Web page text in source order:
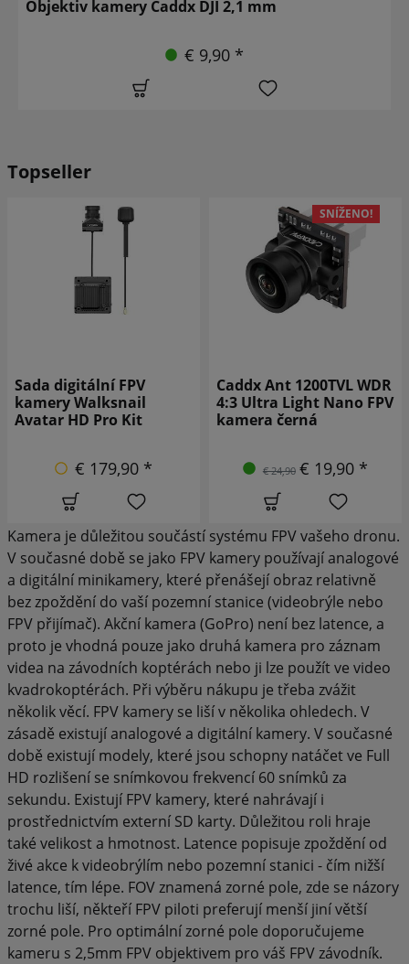
Objektiv kamery Caddx DJI 2,1 mm
€ 9,90 *
Topseller
SNÍŽENO!
Caddx Ant 1200TVL WDR
4:3 Ultra Light Nano FPV
kamera černá
€ 24,90 € 19,90 *
SNÍŽENO!
Caddx Ant 1200TVL WDR
16:9 Ultra lehká nano
FPV kamera
€ 21,90 € 17,90 *
Kamera je důležitou součástí systému FPV vašeho dronu.
V současné době se jako FPV kamery používají analogové
a digitální minikamery, které přenášejí obraz relativně
bez zpoždění do vaší pozemní stanice (videobrýle nebo
FPV přijímač). Akční kamera (GoPro) není bez latence, a
proto je vhodná pouze jako druhá kamera pro záznam
videa na závodních koptérách nebo ji lze použít ve video
kvadrokoptérách. Při výběru nákupu je třeba zvážit
několik věcí. FPV kamery se liší v několika ohledech. V
zásadě existují analogové a digitální kamery. V současné
době existují modely, které jsou schopny natáčet ve Full
HD rozlišení se snímkovou frekvencí 60 snímků za
sekundu. Existují FPV kamery, které nahrávají i
prostřednictvím externí SD karty. Důležitou roli hraje
také velikost a hmotnost. Latence popisuje zpoždění od
živé akce k videobrýlím nebo pozemní stanici - čím nižší
latence, tím lépe. FOV znamená zorné pole, zde se názory
trochu liší, někteří FPV piloti preferují menší jiní větší
zorné pole. Pro optimální zorné pole doporučujeme
kameru s 2,5mm FPV objektivem pro váš FPV závodník.